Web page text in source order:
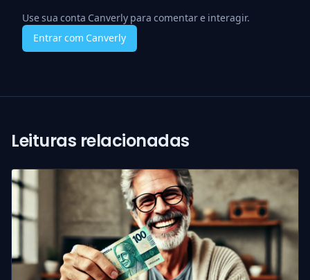
Use sua conta Canverly para comentar e interagir.
Entrar com Canverly
Leituras relacionadas